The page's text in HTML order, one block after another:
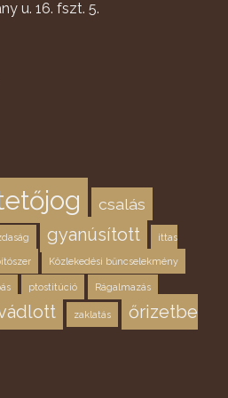
u. 16. fszt. 5.
csalás
gyanúsított ittas
Közlekedési bűncselekmény
ptostitúció Rágalmazás
zaklatás
őrizetbe